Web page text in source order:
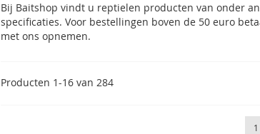
Bij Baitshop vindt u reptielen producten van onder
specificaties. Voor bestellingen boven de 50 euro
met ons opnemen.
Producten 1-16van 284
1